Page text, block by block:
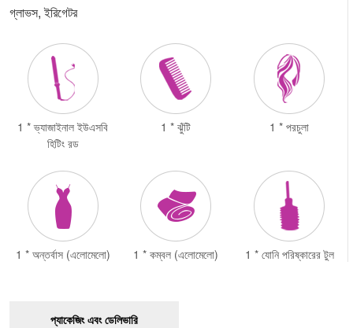
গ্লাভস, ইরিগেটর
1 * ভ্যাজাইনাল ইউএসবি
হিটিং রড
1 * ঝুঁটি 1 * পরচুলা
1 * অন্তর্বাস (এলোমেলো) 1 * কম্বল (এলোমেলো) 1 * যোনি পরিষ্কারের টুল
প্যাকেজিং এবং ডেলিভারি